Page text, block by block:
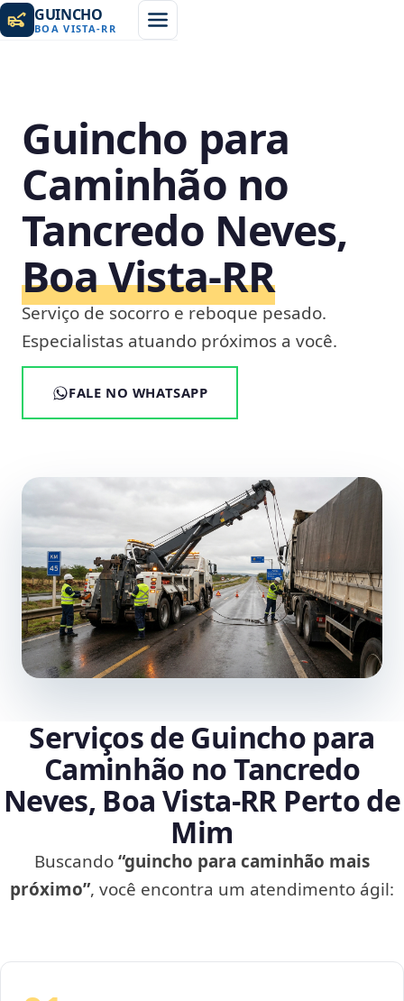
GUINCHO
BOA VISTA-RR
Guincho para
Caminhão no
Tancredo Neves,
Boa Vista‑RR
Serviço de socorro e reboque pesado.
Especialistas atuando próximos a você.
FALE NO WHATSAPP
Serviços de Guincho para
Caminhão no Tancredo
Neves, Boa Vista‑RR Perto de
Mim
Buscando“guincho para caminhão mais
próximo”, você encontra um atendimento ágil: